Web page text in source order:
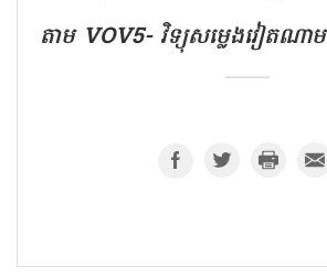
តាម VOV5- វិទ្យុសម្លេងវៀតណាម